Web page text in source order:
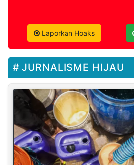
Laporkan Hoaks
JURNALISME HIJAU